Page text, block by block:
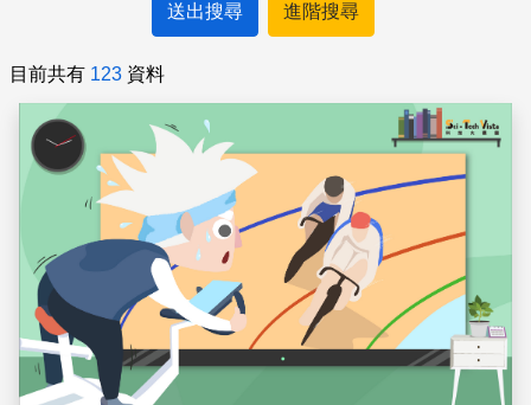
進階搜尋
目前共有 123 資料